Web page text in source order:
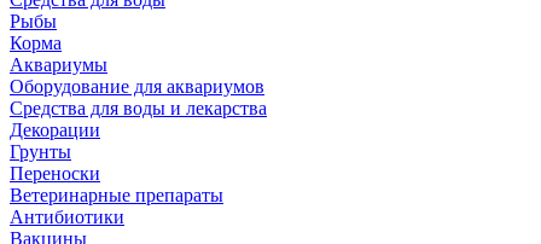
Рыбы
Корма
Аквариумы
Оборудование для аквариумов
Средства для воды и лекарства
Декорации
Грунты
Переноски
Ветеринарные препараты
Антибиотики
Вакцины